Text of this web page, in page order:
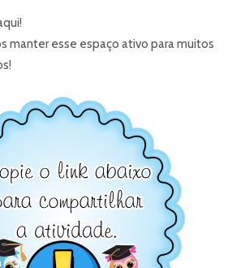
manter esse espaço ativo para muitos